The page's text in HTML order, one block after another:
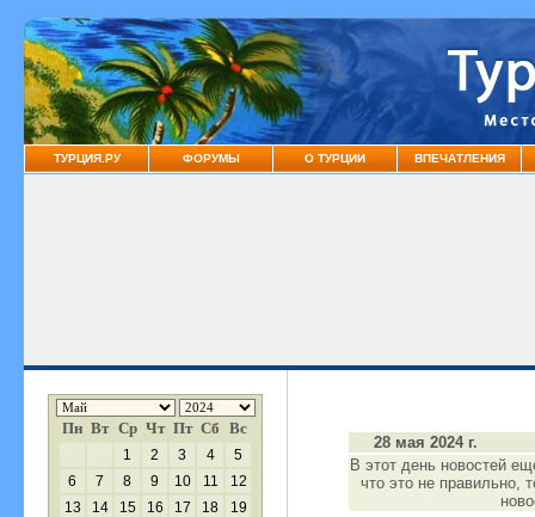
ТУРЦИЯ.РУ ФОРУМЫ О ТУРЦИИ ВПЕЧАТЛЕНИЯ
Пн Вт Ср Чт Пт Сб Вс
1 2 3 4
5
6
7 8 9 10 11
12
13
14 15 16 17 18
19
28 мая 2024 г.
В этот день новостей
что это не правильно,